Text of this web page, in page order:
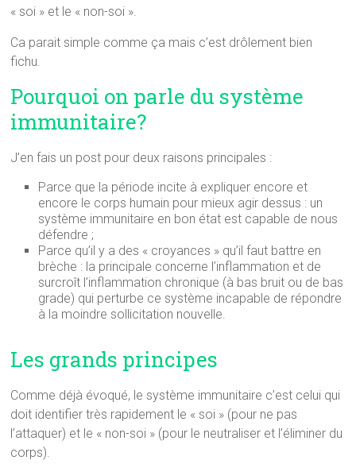
« soi » et le « non-soi ».
Ca parait simple comme ça mais c’est drôlement bien
fichu.
Pourquoi on parle du système
immunitaire?
J’en fais un post pour deux raisons principales :
Parce que la période incite à expliquer encore et
encore le corps humain pour mieux agir dessus : un
système immunitaire en bon état est capable de nous
défendre ;
Parce qu’il y a des « croyances » qu’il faut battre en
brèche : la principale concerne l’inflammation et de
surcroît l’inflammation chronique (à bas bruit ou de bas
grade) qui perturbe ce système incapable de répondre
à la moindre sollicitation nouvelle.
Les grands principes
Comme déjà évoqué, le système immunitaire c’est celui qui
doit identifier très rapidement le « soi » (pour ne pas
l’attaquer) et le « non-soi » (pour le neutraliser et l’éliminer du
corps).